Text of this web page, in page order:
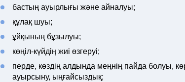
бастың ауырлығы және айналуы;
құлақ шуы;
ұйқының бұзылуы;
көңіл-күйдің жиі өзгеруі;
перде, көздің алдында меңнің пайда болуы,
ауырсыну, ыңғайсыздық;